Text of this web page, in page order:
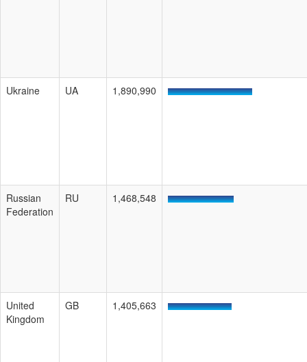
Ukraine UA 1,890,990
Russian
Federation
RU 1,468,548
United
Kingdom
GB 1,405,663